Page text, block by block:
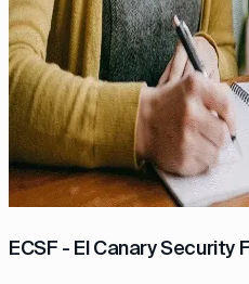
ECSF - El Canary Security